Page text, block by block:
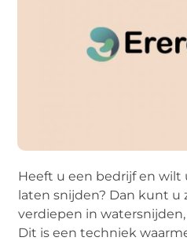
Heeft u een bedrijf en wilt
laten snijden? Dan kunt u
verdiepen in
Dit is een techniek